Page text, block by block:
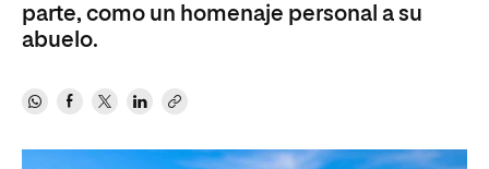
parte, como un homenaje personal a su
abuelo.